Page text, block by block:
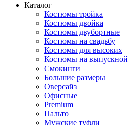
Каталог
Костюмы тройка
Костюмы двойка
Костюмы двубортные
Костюмы на свадьбу
Костюмы для высоких
Костюмы на выпускной
Смокинги
Большие размеры
Оверсайз
Офисные
Premium
Пальто
Мужские туфли